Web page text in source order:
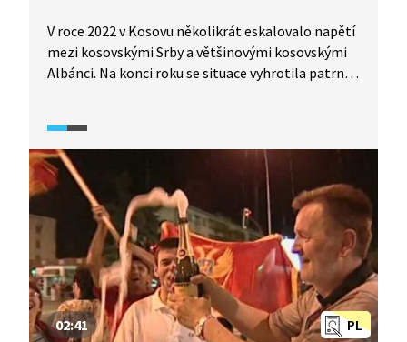
V roce 2022 v Kosovu několikrát eskalovalo napětí
mezi kosovskými Srby a většinovými kosovskými
Albánci. Na konci roku se situace vyhrotila patrně
dokonce uvedl srbskou armádu do „stavu nejvyšší
pohotovosti“. Kosovská vláda viní z vyhrocení
vztahů Srby. Ti to však odmítají a naopak viní
Kosovo, že utlačuje srbskou menšinu v Kosovu.
Srbsko sice nadále kosovskou nezávislost
neuznává, přesto je dohoda z konce roku 2022
vnímána jako jisté uklidnění doutnajícího
konfliktu na neklidném Balkáně.
PL
02:41